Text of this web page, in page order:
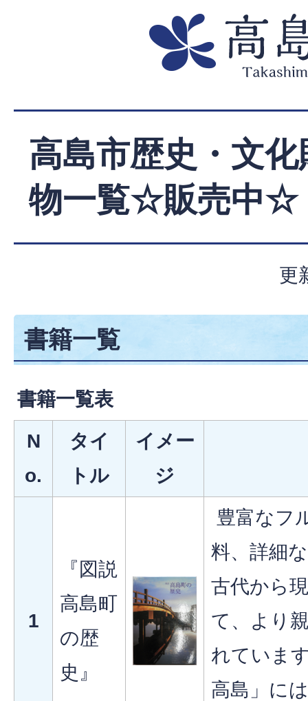
高島市歴史・文
物一覧☆販売中☆
更
書籍一覧
書籍一覧表
N
o.
タイ
トル
イメー
ジ
1
『図説
高島町
の歴
史』
豊富なフ
料、詳細
古代から
て、より
れていま
高島」に